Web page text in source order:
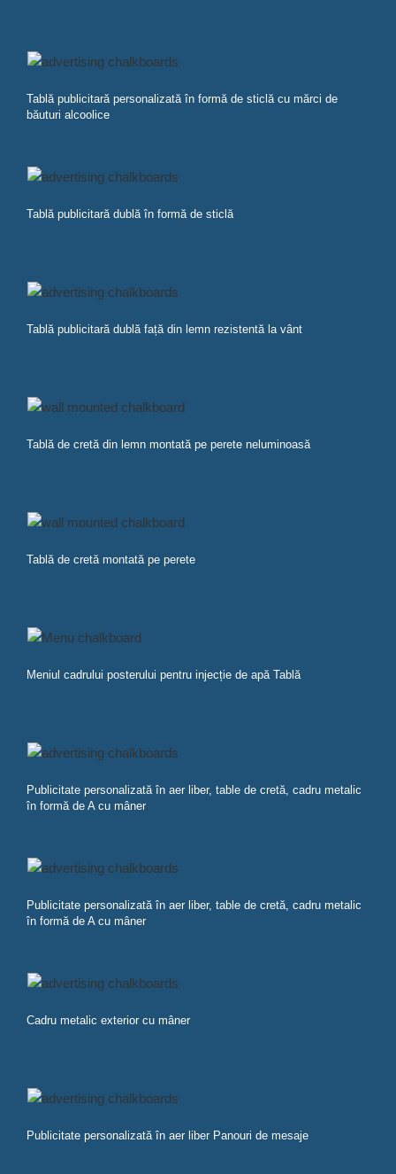
Tablă publicitară personalizată în formă de sticlă cu mărci de
băuturi alcoolice
Tablă publicitară dublă în formă de sticlă
Tablă publicitară dublă față din lemn rezistentă la vânt
Tablă de cretă din lemn montată pe perete neluminoasă
Tablă de cretă montată pe perete
Meniul cadrului posterului pentru injecție de apă Tablă
Publicitate personalizată în aer liber, table de cretă, cadru metalic
în formă de A cu mâner
Publicitate personalizată în aer liber, table de cretă, cadru metalic
în formă de A cu mâner
Cadru metalic exterior cu mâner
Publicitate personalizată în aer liber Panouri de mesaje